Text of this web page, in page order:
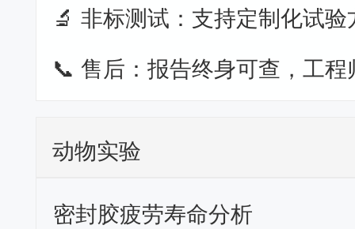
🔬 非标测试：支持定制化试
📞 售后：报告终身可查，工
动物实验
密封胶疲劳寿命分析